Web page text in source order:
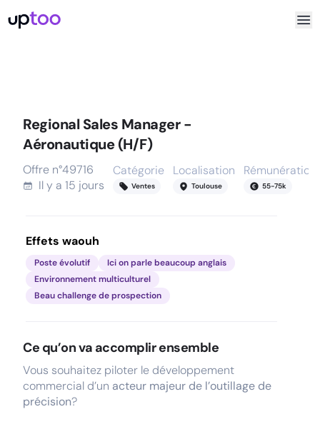
Regional Sales Manager -
Aéronautique (H/F)
Offre n°49716
Il y a 15 jours
Catégorie
Ventes
Localisation
Toulouse
Rémunération
55-75k
Effets waouh
Poste évolutif
Ici on parle beaucoup anglais
Environnement multiculturel
Beau challenge de prospection
Ce qu’on va accomplir ensemble
Vous souhaitez piloter le développement
commercial d’un acteur majeur de l’outillage de
précision?